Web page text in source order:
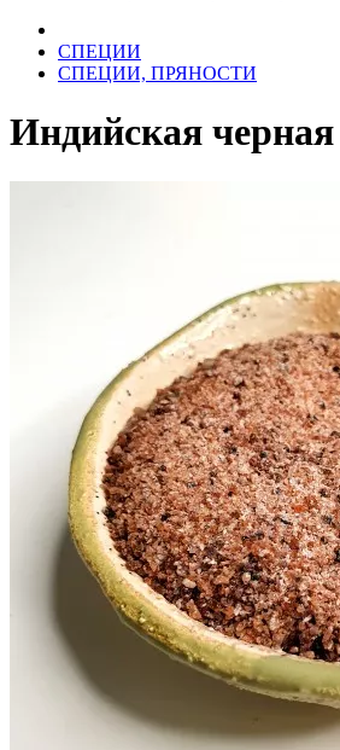
СПЕЦИИ
СПЕЦИИ, ПРЯНОСТИ
Индийская черная